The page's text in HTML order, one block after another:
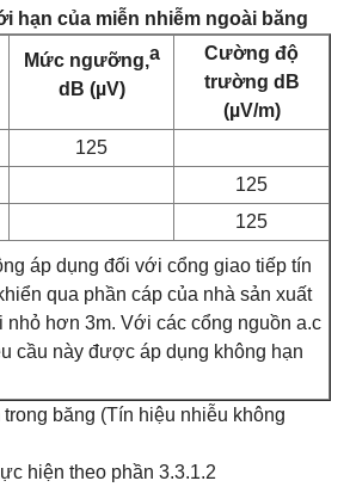
hạn của miễn nhiễm ngoài băng
Mức ngưỡng,a
dB (µV)
Cường độ
trường dB
(µV/m)
125
125
125
áp dụng đối với cổng giao tiếp tín
qua phần cáp của nhà sản xuất
nhỏ hơn 3m. Với các cổng nguồn a.c
cầu này được áp dụng không hạn
băng (Tín hiệu nhiễu không
hiện theo phần 3.3.1.2